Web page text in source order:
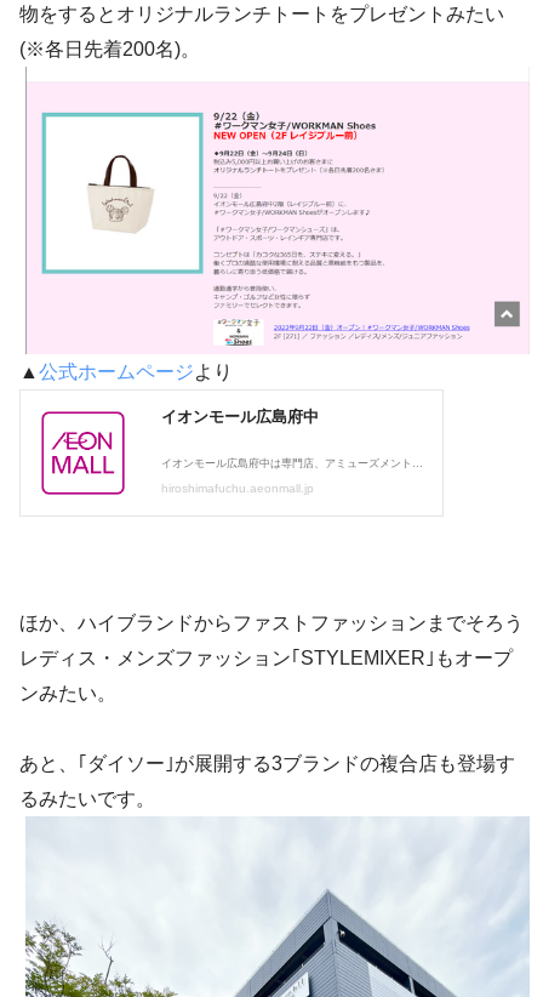
物をするとオリジナルランチトートをプレゼントみたい
(※各日先着200名)。
▲公式ホームページより
ほか、ハイブランドからファストファッションまでそろう
レディス・メンズファッション｢STYLEMIXER｣もオープ
ンみたい。
あと、｢ダイソー｣が展開する3ブランドの複合店も登場す
るみたいです。